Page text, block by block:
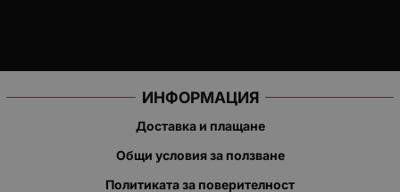
ИНФОРМАЦИЯ
Доставка и плащане
Общи условия за ползване
Политиката за поверителност